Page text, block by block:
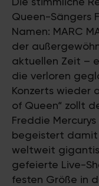
Queen-Sängers
Namen: MARC
der
aktuellen Zeit –
die verloren
Konzerts wieder
of Queen“ zollt
Freddie
begeistert damit
weltweit
gefeierte Live-
festen Größe in